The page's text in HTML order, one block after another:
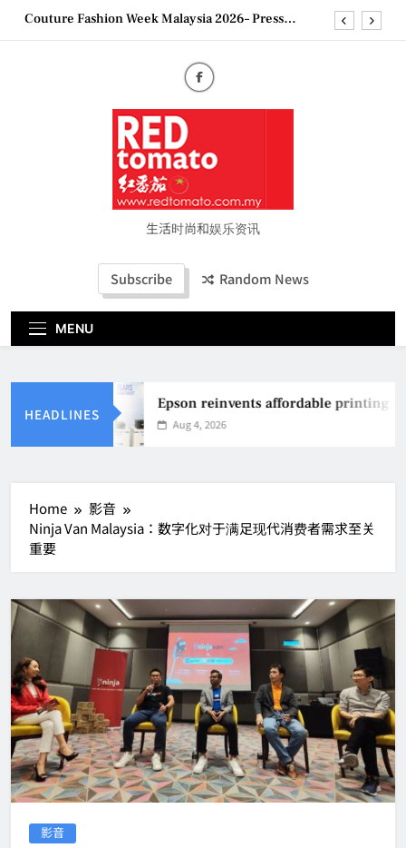
SkipCouture Fashion Week Malaysia 2026– Press
妈妈提供分享剖腹产复原历程的空间
2026 全国房地产大奖创历史纪录 见证马来西亚房
地产经纪行业蓬勃发展
Epson reinvents affordable printing with next-
generation EcoTank Series
Couture Fashion Week Malaysia 2026– Press
“See Her Heal – 1,000 Untold Stories” 为马来西亚
妈妈提供分享剖腹产复原历程的空间
地产经纪行业蓬勃发展
生活时尚和娱乐资讯
Subscribe Random News
MENU
HEADLINES
Epson reinvents affordable printing
Aug 4, 2026
Home
影音
Ninja Van Malaysia：数字化对于满足现代消费者需求至关
重要
影音